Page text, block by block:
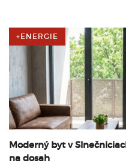
+ENERGIE
Moderný byt v
na dosah